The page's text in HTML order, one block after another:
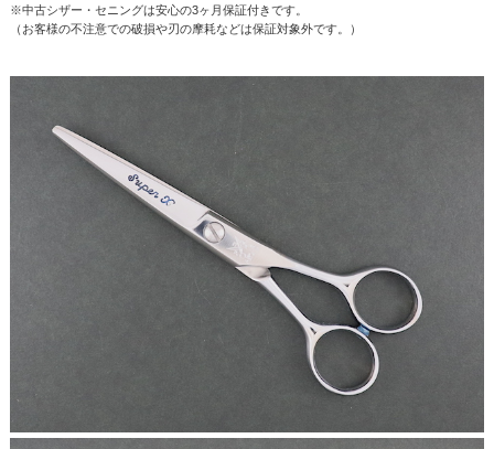
※中古シザー・セニングは安心の3ヶ月保証付きです。
（お客様の不注意での破損や刃の摩耗などは保証対象外です。）